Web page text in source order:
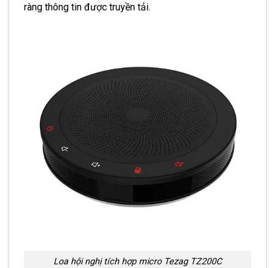
ràng thông tin được truyền tải.
Loa hội nghị tích hợp micro Tezag TZ200C